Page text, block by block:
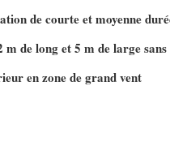
de courte et moyenne
m de long et 5 m de large
en zone de grand vent